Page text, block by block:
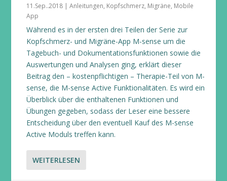
11.Sep..2018 |Anleitungen, Kopfschmerz, Migräne, Mobile
App
Während es in der ersten drei Teilen der Serie zur
Kopfschmerz- und Migräne-App M-sense um die
Tagebuch- und Dokumentationsfunktionen sowie die
Auswertungen und Analysen ging, erklärt dieser
Beitrag den – kostenpflichtigen – Therapie-Teil von M-
sense, die M-sense Active Funktionalitäten. Es wird ein
Überblick über die enthaltenen Funktionen und
Übungen gegeben, sodass der Leser eine bessere
Entscheidung über den eventuell Kauf des M-sense
Active Moduls treffen kann.
WEITERLESEN